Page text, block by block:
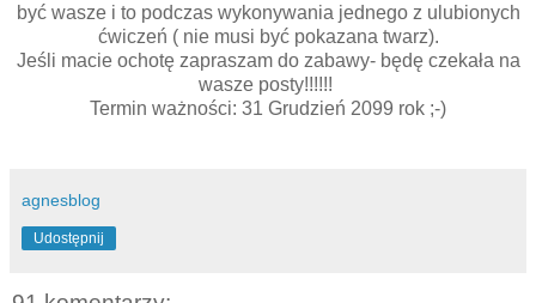
być wasze i to podczas wykonywania jednego z ulubionych
ćwiczeń ( nie musi być pokazana twarz).
Jeśli macie ochotę zapraszam do zabawy- będę czekała na
wasze posty!!!!!!
Termin ważności: 31 Grudzień 2099 rok ;-)
agnesblog
Udostępnij